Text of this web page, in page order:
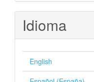
Idioma
English